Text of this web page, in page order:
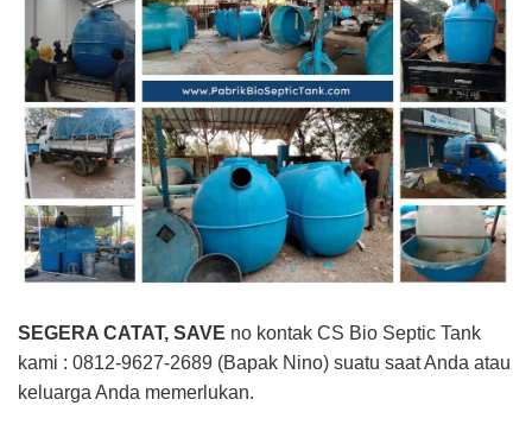
SEGERA CATAT, SAVE no kontak CS Bio Septic Tank
kami : 0812-9627-2689 (Bapak Nino) suatu saat Anda atau
keluarga Anda memerlukan.